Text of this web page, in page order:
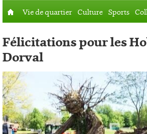
Vie de quartier Culture Sports
Félicitations pour les
Dorval